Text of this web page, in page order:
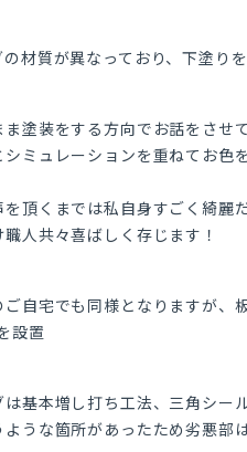
材質が異なっており、下塗り
ま塗装をする方向でお話をさせ
ミュレーションを重ねてお色
頂くまでは私自身すごく綺麗
人共々喜ばしく存じます！
ご自宅でも同様となりますが、
設置
は基本増し打ち工法、三角シー
うな箇所があったため劣悪部